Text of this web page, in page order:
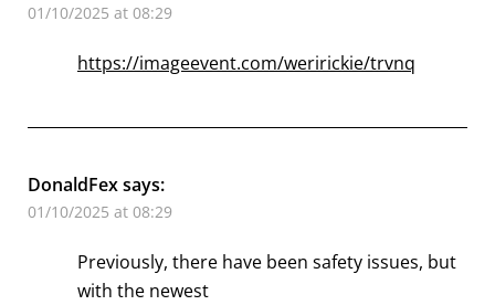
01/10/2025 at 08:29
https://imageevent.com/weririckie/trvnq
DonaldFexsays:
01/10/2025 at 08:29
Previously, there have been safety issues, but
with the newest